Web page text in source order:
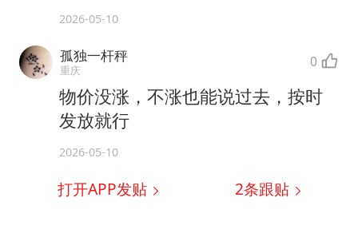
2026-05-10
孤独一杆秤
重庆 0
物价没涨，不涨也能说过去，按时
发放就行
2026-05-10
打开APP发贴 2条跟贴